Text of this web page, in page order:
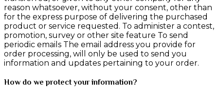
reason whatsoever, without your consent, other than
for the express purpose of delivering the purchased
product or service requested. To administer a contest,
promotion, survey or other site feature To send
periodic emails The email address you provide for
order processing, will only be used to send you
information and updates pertaining to your order.
How do we protect your information?